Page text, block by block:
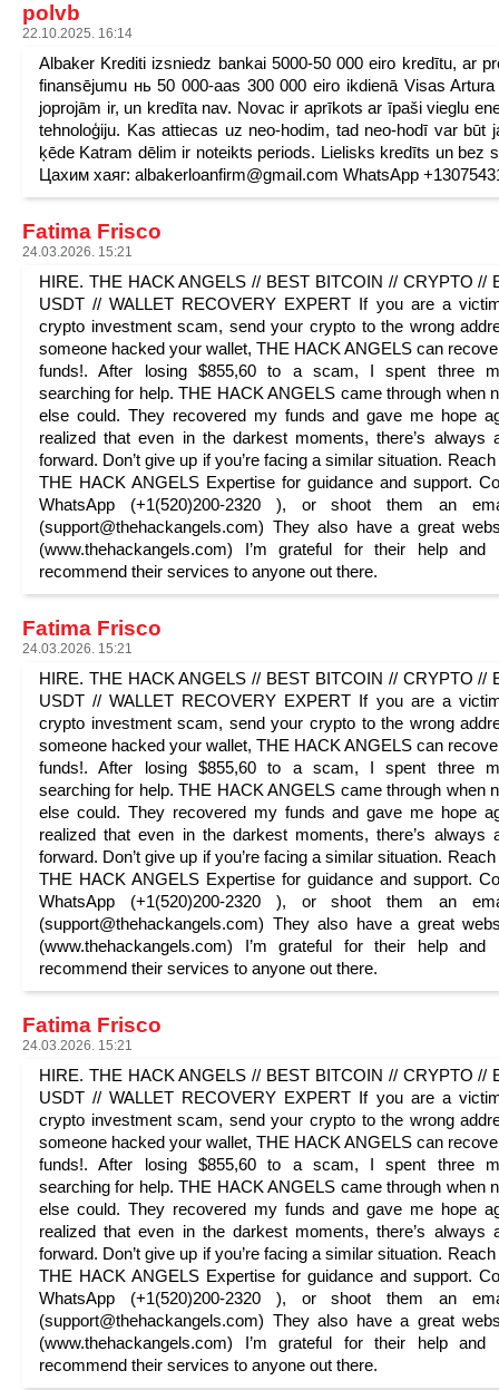
polvb
22.10.2025. 16:14
Albaker Krediti izsniedz bankai 5000-50 000 eiro kredītu, ar
finansējumu нь 50 000-аas 300 000 eiro ikdienā Visas
joprojām ir, un kredīta nav. Novac ir aprīkots ar īpaši vieglu
tehnoloģiju. Kas attiecas uz neo-hodim, tad neo-hodī var būt
ķēde Katram dēlim ir noteikts periods. Lielisks kredīts un bez
Цахим хаяг: albakerloanfirm@gmail.com WhatsApp
Fatima Frisco
24.03.2026. 15:21
HIRE. THE HACK ANGELS // BEST BITCOIN // CRYPTO //
USDT // WALLET RECOVERY EXPERT If you are a
crypto investment scam, send your crypto to the wrong
someone hacked your wallet, THE HACK ANGELS can
funds!. After losing $855,60 to a scam, I spent three
searching for help. THE HACK ANGELS came through when
else could. They recovered my funds and gave me hope
realized that even in the darkest moments, there’s always
forward. Don’t give up if you’re facing a similar situation.
THE HACK ANGELS Expertise for guidance and support.
WhatsApp (+1(520)200-2320 ), or shoot them an
(support@thehackangels.com) They also have a great
(www.thehackangels.com) I’m grateful for their help and
recommend their services to anyone out there.
Fatima Frisco
24.03.2026. 15:21
HIRE. THE HACK ANGELS // BEST BITCOIN // CRYPTO //
USDT // WALLET RECOVERY EXPERT If you are a
crypto investment scam, send your crypto to the wrong
someone hacked your wallet, THE HACK ANGELS can
funds!. After losing $855,60 to a scam, I spent three
searching for help. THE HACK ANGELS came through when
else could. They recovered my funds and gave me hope
realized that even in the darkest moments, there’s always
forward. Don’t give up if you’re facing a similar situation.
THE HACK ANGELS Expertise for guidance and support.
WhatsApp (+1(520)200-2320 ), or shoot them an
(support@thehackangels.com) They also have a great
(www.thehackangels.com) I’m grateful for their help and
recommend their services to anyone out there.
Fatima Frisco
24.03.2026. 15:21
HIRE. THE HACK ANGELS // BEST BITCOIN // CRYPTO //
USDT // WALLET RECOVERY EXPERT If you are a
crypto investment scam, send your crypto to the wrong
someone hacked your wallet, THE HACK ANGELS can
funds!. After losing $855,60 to a scam, I spent three
searching for help. THE HACK ANGELS came through when
else could. They recovered my funds and gave me hope
realized that even in the darkest moments, there’s always
forward. Don’t give up if you’re facing a similar situation.
THE HACK ANGELS Expertise for guidance and support.
WhatsApp (+1(520)200-2320 ), or shoot them an
(support@thehackangels.com) They also have a great
(www.thehackangels.com) I’m grateful for their help and
recommend their services to anyone out there.